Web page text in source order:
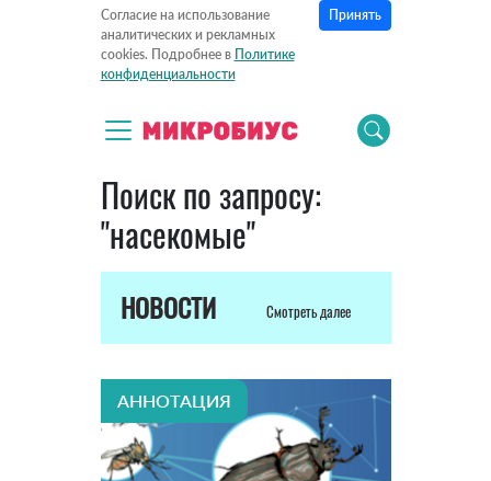
Согласие на использование
аналитических и рекламных
cookies. Подробнее в Политике
конфиденциальности
Принять
Поиск по запросу:
"насекомые"
НОВОСТИ Смотреть далее
АННОТАЦИЯ